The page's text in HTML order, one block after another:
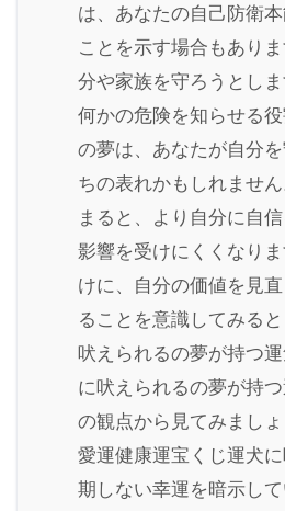
は、あなたの自己防衛
ことを示す場合もあり
分や家族を守ろうとし
何かの危険を知らせる
の夢は、あなたが自分
ちの表れかもしれませ
まると、より自分に自
影響を受けにくくなり
けに、自分の価値を見
ることを意識してみる
吠えられるの夢が持つ
に吠えられるの夢が持
の観点から見てみまし
愛運健康運宝くじ運犬
期しない幸運を暗示し